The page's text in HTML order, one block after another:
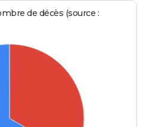
de décès (source :